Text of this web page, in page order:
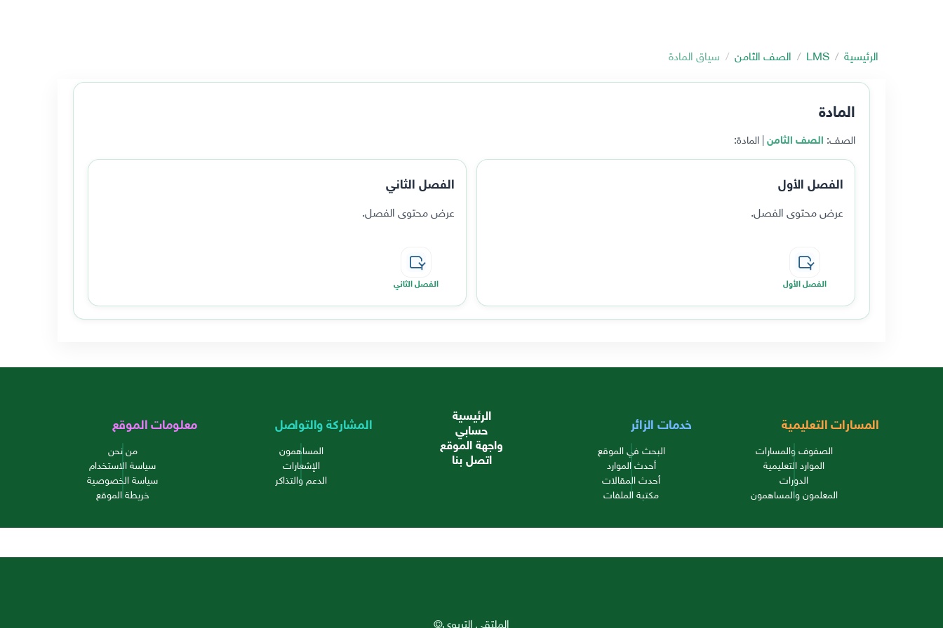
الرئيسية LMS الصف الثامن سياق المادة
المادة
الصف: الصف الثامن| المادة:
الفصل الأول
عرض محتوى الفصل.
الفصل الأول
الفصل الثاني
عرض محتوى الفصل.
الفصل الثاني
المسارات التعليمية
الصفوف والمسارات
الموارد التعليمية
الدورات
المعلمون والمساهمون
خدمات الزائر
البحث في الموقع
أحدث الموارد
أحدث المقالات
مكتبة الملفات
الرئيسية
حسابي
واجهة الموقع
اتصل بنا
المشاركة والتواصل
المساهمون
الإشعارات
الدعم والتذاكر
معلومات الموقع
من نحن
سياسة الاستخدام
سياسة الخصوصية
خريطة الموقع
الملتقى التربوي©